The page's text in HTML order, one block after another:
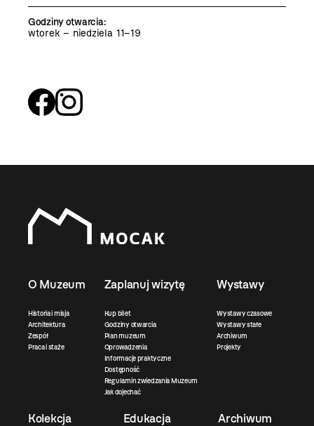
Godziny otwarcia:
wtorek – niedziela 11–19
O Muzeum
Historia i misja
Architektura
Zespół
Praca i staże
Zaplanuj wizytę
Kup bilet
Godziny otwarcia
Plan muzeum
Oprowadzenia
Informacje praktyczne
Dostępność
Regulamin zwiedzania Muzeum
Jak dojechać
Wystawy
Wystawy czasowe
Wystawy stałe
Archiwum
Projekty
Kolekcja Edukacja Archiwum